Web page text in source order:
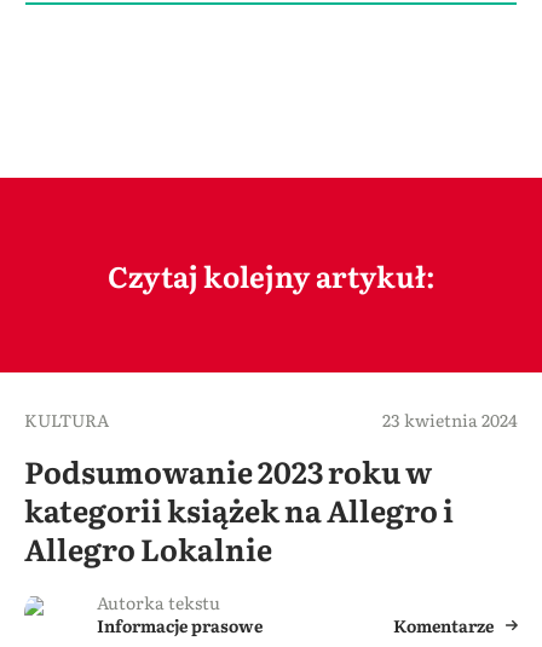
Czytaj kolejny artykuł:
KULTURA 23 kwietnia 2024
Podsumowanie 2023 roku w
kategorii książek na Allegro i
Allegro Lokalnie
Autorka tekstu
Informacje prasowe
Komentarze